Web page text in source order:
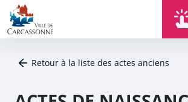
Aller au contenu
Aller au menu
Aller au plan du site
Aller à la recherche
Retour à la liste des actes anciens
Panneau de gestion des cookies